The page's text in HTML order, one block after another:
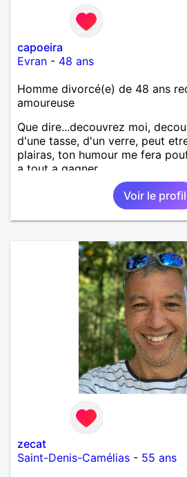
capoeira
Evran - 48 ans
Homme divorcé(e) de 48 ans
amoureuse
Que dire...decouvrez moi,
d'une tasse, d'un verre, peut
plairas, ton humour me fera
a tout a gagner.
Voir le profil
zecat
Saint-Denis-Camélias - 55 ans